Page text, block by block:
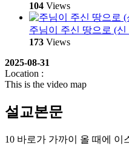
104 Views
주님이 주신 땅으로 (신
173 Views
2025-08-31
Location :
This is the video map
설교본문
10 바로가 가까이 올 때에